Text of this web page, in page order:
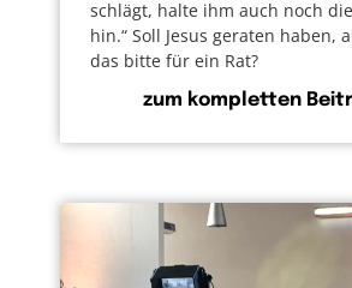
schlägt, halte ihm auch noch
hin.“ Soll Jesus geraten haben,
das bitte für ein Rat?
zum kompletten